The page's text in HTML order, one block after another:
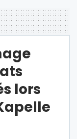
lors